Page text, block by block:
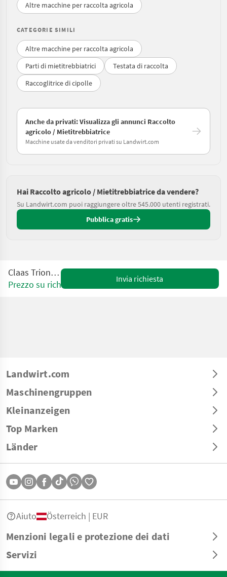
Altre macchine per raccolta agricola
CATEGORIE SIMILI
Altre macchine per raccolta agricola
Parti di mietitrebbiatrici
Testata di raccolta
Raccoglitrice di cipolle
Anche da privati: Visualizza gli annunci Raccolto
agricolo / Mietitrebbiatrice
Macchine usate da venditori privati su Landwirt.com
Hai Raccolto agricolo / Mietitrebbiatrice da vendere?
Su Landwirt.com puoi raggiungere oltre 545.000 utenti registrati.
Pubblica gratis
Claas Trion 730
Prezzo su richiesta
Invia richiesta
Landwirt.com
Maschinengruppen
Kleinanzeigen
Top Marken
Länder
Menzioni legali e protezione dei dati
Servizi
Aiuto Österreich | EUR